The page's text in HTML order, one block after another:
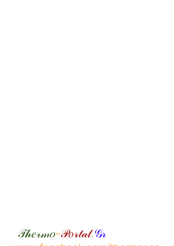
𝒯𝒽𝑒𝓇𝓂𝑜-𝒫𝑜𝓇𝓉𝒶𝓁.𝒢𝓇